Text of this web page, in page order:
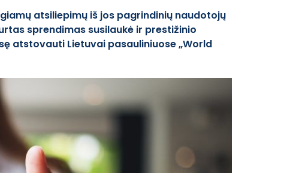
atsiliepimų iš jos pagrindinių naudotojų
sprendimas susilaukė ir prestižinio
atstovauti Lietuvai pasauliniuose „World